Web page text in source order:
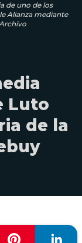
de uno de los
Alianza mediante
Luto
de la